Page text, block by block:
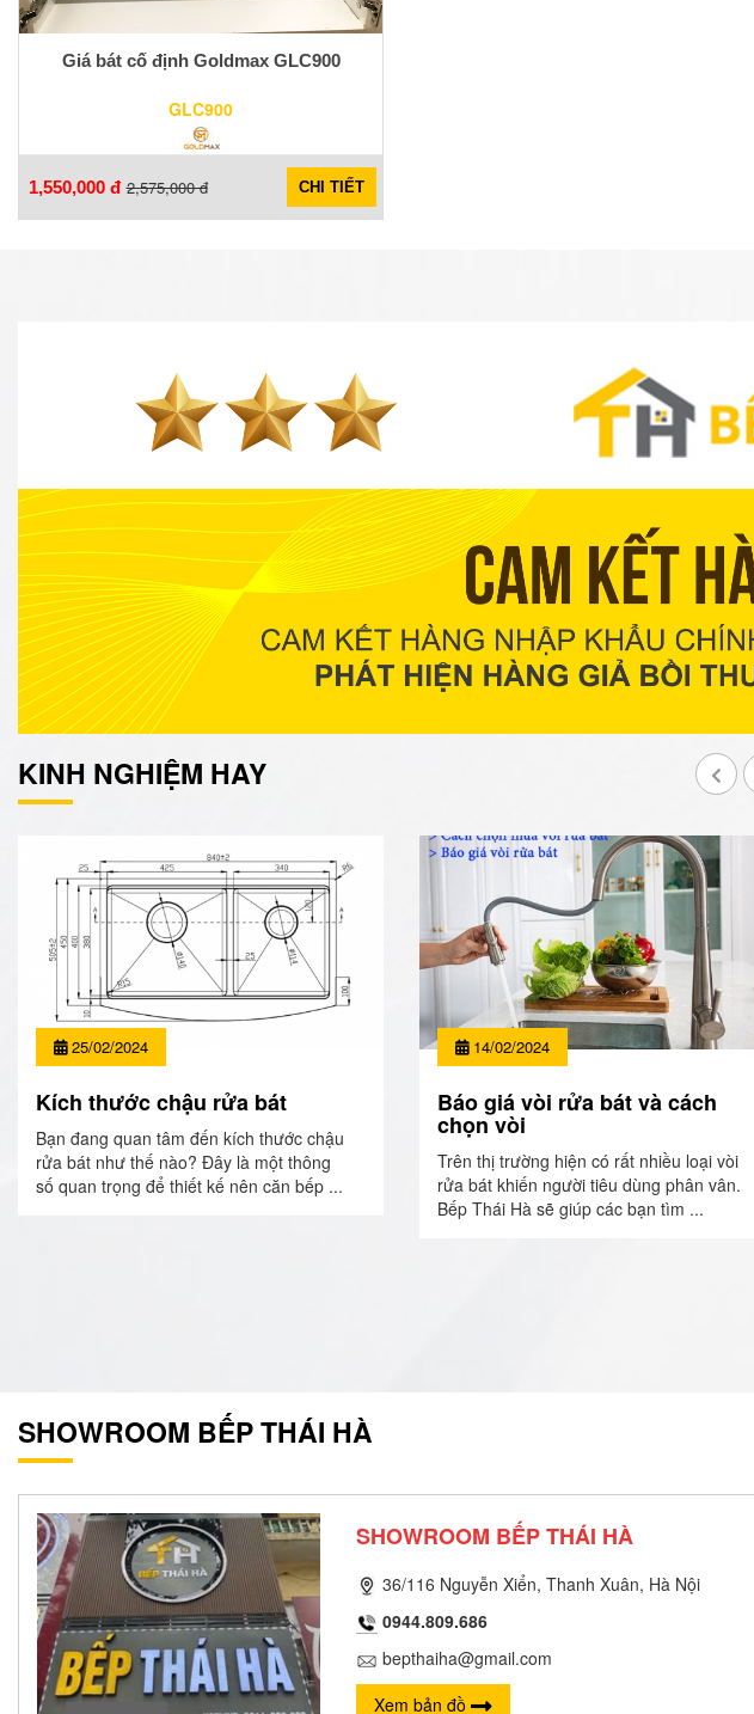
Giá bát cố định Goldmax GLC900
GLC900
1,550,000 đ 2,575,000 đ CHI TIẾT
KINH NGHIỆM HAY
25/02/2024
Kích thước chậu rửa bát
Bạn đang quan tâm đến kích thước chậu
rửa bát như thế nào? Đây là một thông
số quan trọng để thiết kế nên căn bếp ...
14/02/2024
Báo giá vòi rửa bát và cách
chọn vòi
Trên thị trường hiện có rất nhiều loại vòi
rửa bát khiến người tiêu dùng phân vân.
Bếp Thái Hà sẽ giúp các bạn tìm ...
SHOWROOM BẾP THÁI HÀ
SHOWROOM BẾP THÁI HÀ
36/116 Nguyễn Xiển, Thanh Xuân, Hà Nội
0944.809.686
bepthaiha@gmail.com
Xem bản đồ